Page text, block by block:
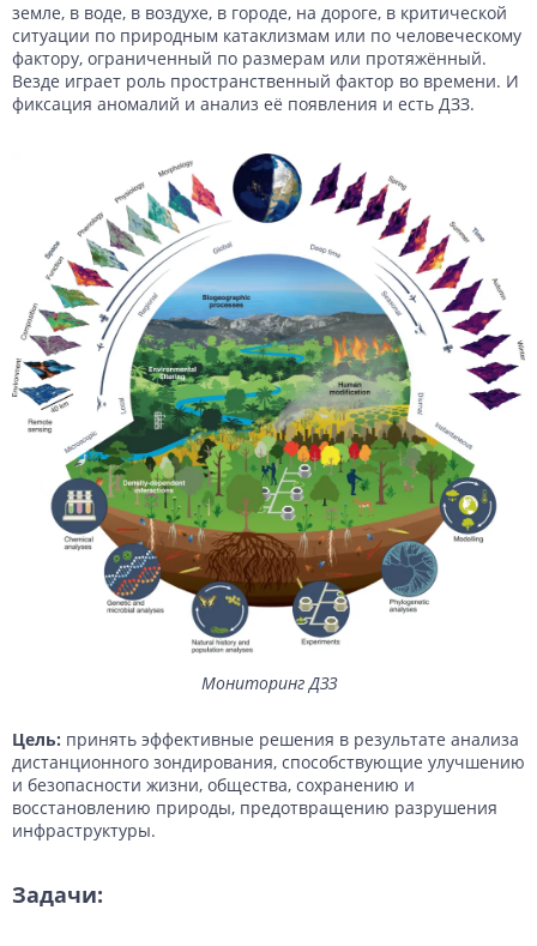
земле, в воде, в воздухе, в городе, на дороге, в критической
ситуации по природным катаклизмам или по человеческому
фактору, ограниченный по размерам или протяжённый.
Везде играет роль пространственный фактор во времени. И
фиксация аномалий и анализ её появления и есть ДЗЗ.
Мониторинг ДЗЗ
Цель: принять эффективные решения в результате анализа
дистанционного зондирования, способствующие улучшению
и безопасности жизни, общества, сохранению и
восстановлению природы, предотвращению разрушения
инфраструктуры.
Задачи: